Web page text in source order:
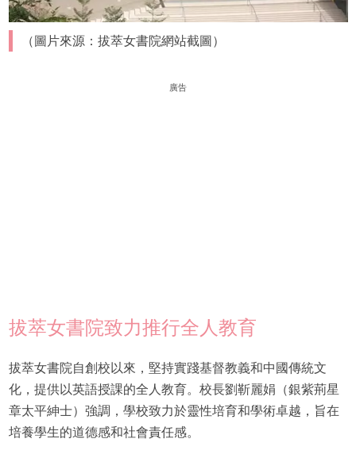
（圖片來源：拔萃女書院網站截圖）
廣告
拔萃女書院致力推行全人教育
拔萃女書院自創校以來，堅持實踐基督教義和中國傳統文
化，提供以英語授課的全人教育。校長劉靳麗娟（銀紫荊星
章太平紳士）強調，學校致力於靈性培育和學術卓越，旨在
培養學生的道德感和社會責任感。